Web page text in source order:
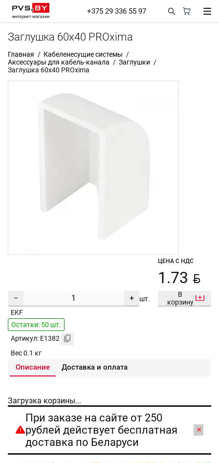
+375 29 336 55 97
Заглушка 60х40 PROxima
Главная
Кабеленесущие системы
Аксессуары для кабель-канала
Заглушки
Заглушка 60х40 PROxima
− + шт.
ЦЕНА С НДС
1.73 BYN
В
корзину
EKF
Остатки: 50 шт.
Артикул: E1382
Вес 0.1 кг
Описание Доставка и оплата
Загрузка корзины...
При заказе на сайте от 250
рублей действует бесплатная
доставка по Беларуси
×